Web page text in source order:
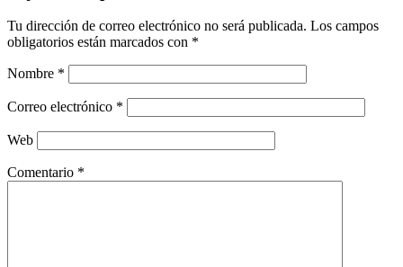
Tu dirección de correo electrónico no será publicada. Los campos
obligatorios están marcados con *
Nombre *
Correo electrónico *
Web
Comentario *